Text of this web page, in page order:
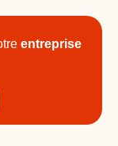
entreprise